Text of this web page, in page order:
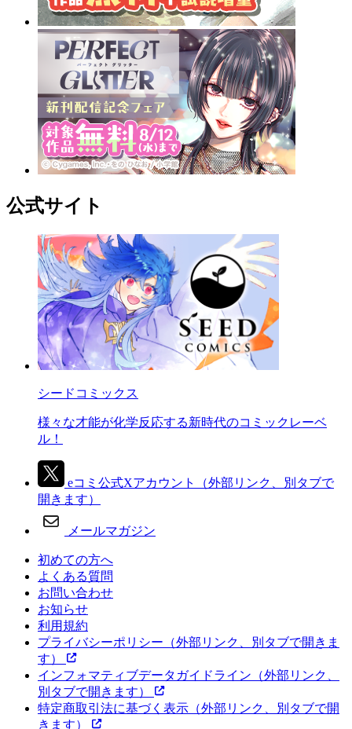
公式サイト
シードコミックス
様々な才能が化学反応する新時代のコミックレーベ
ル！
eコミ公式Xアカウント
（外部リンク、別タブで
開きます）
メールマガジン
初めての方へ
よくある質問
お問い合わせ
お知らせ
利用規約
プライバシーポリシー （外部リンク、別タブで開きま
す）
インフォマティブデータガイドライン （外部リンク、
別タブで開きます）
特定商取引法に基づく表示 （外部リンク、別タブで開
きます）